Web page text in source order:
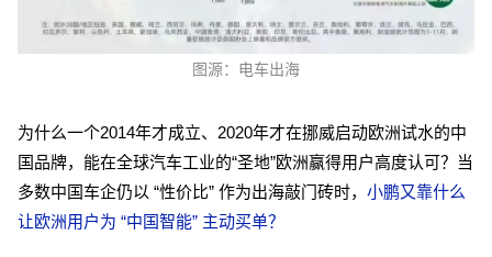
图源：电车出海
为什么一个2014年才成立、2020年才在挪威启动欧洲试水的中
国品牌，能在全球汽车工业的“圣地”欧洲赢得用户高度认可？当
多数中国车企仍以 “性价比” 作为出海敲门砖时， 小鹏又靠什么
让欧洲用户为 “中国智能” 主动买单？